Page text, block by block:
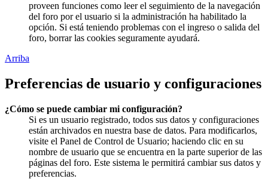
proveen funciones como leer el seguimiento de la navegación
del foro por el usuario si la administración ha habilitado la
opción. Si está teniendo problemas con el ingreso o salida del
foro, borrar las cookies seguramente ayudará.
Arriba
Preferencias de usuario y configuraciones
¿Cómo se puede cambiar mi configuración?
Si es un usuario registrado, todos sus datos y configuraciones
están archivados en nuestra base de datos. Para modificarlos,
visite el Panel de Control de Usuario; haciendo clic en su
nombre de usuario que se encuentra en la parte superior de las
páginas del foro. Este sistema le permitirá cambiar sus datos y
preferencias.